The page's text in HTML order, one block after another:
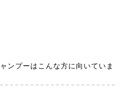
ンプーはこんな方に向いていま